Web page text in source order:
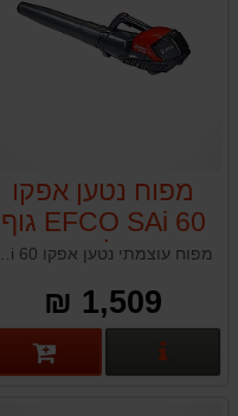
מפוח נטען אפקו
EFCO SAi 60 גוף
בלבד
1,509 ₪
פרטים נוספים